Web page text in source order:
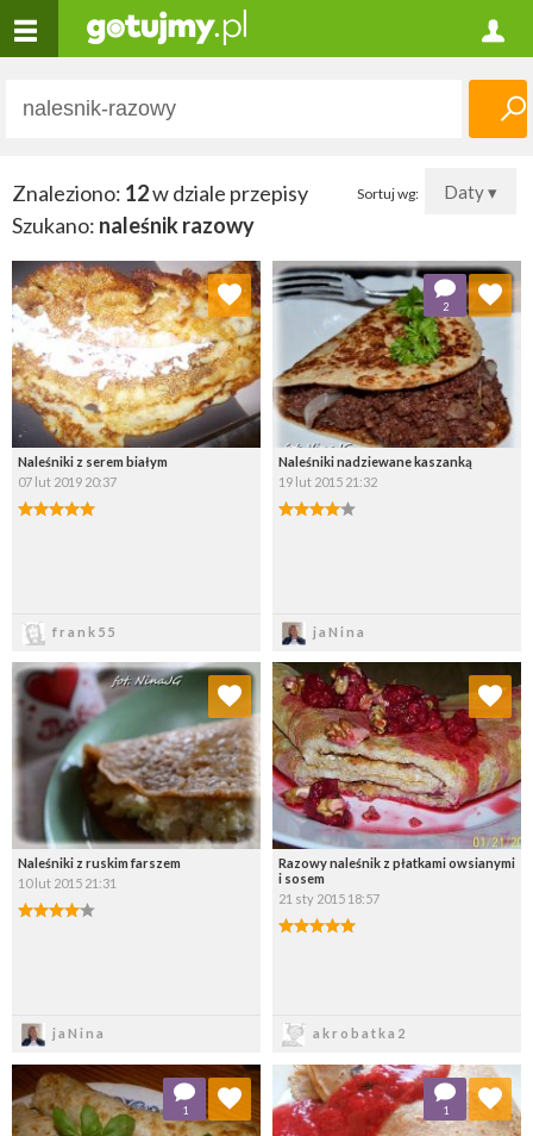
Sortuj wg: Daty ▾
Znaleziono: 12w dziale przepisy
Szukano: naleśnik razowy
Naleśniki z serem białym
07 lut 2019 20:37
frank55
Dodaj do ulubionych
Wybierz listę:
Naleśniki nadziewane kaszanką
19 lut 2015 21:32
jaNina
2
Dodaj do ulubionych
Wybierz listę:
Naleśniki z ruskim farszem
10 lut 2015 21:31
jaNina
Dodaj do ulubionych
Wybierz listę:
Razowy naleśnik z płatkami owsianymi
i sosem
21 sty 2015 18:57
akrobatka2
Dodaj do ulubionych
Wybierz listę:
1
Dodaj do ulubionych
Wybierz listę:
1
Dodaj do ulubionych
Wybierz listę: